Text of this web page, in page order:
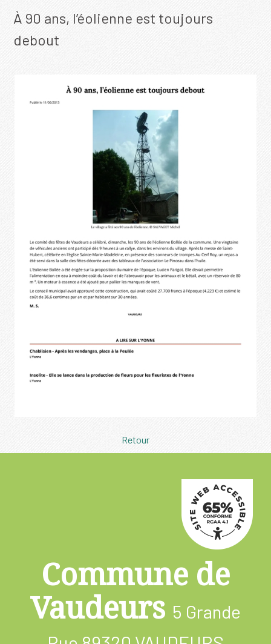
À 90 ans, l’éolienne est toujours
debout
Retour
Commune de
Vaudeurs 5 Grande